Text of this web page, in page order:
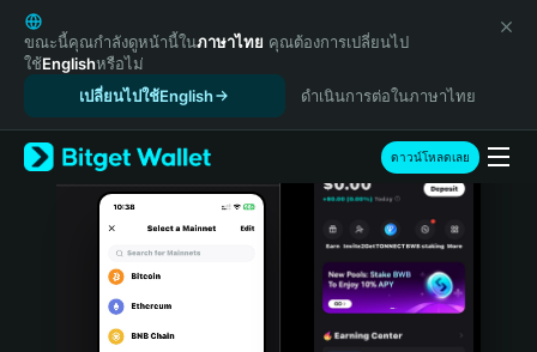
English
日本語
Tiếng Việt
Español (Latinoamérica)
Türkçe
Italiano
Português (Portugal)
ขณะนี้คุณกำลังดูหน้านี้ในภาษาไทย คุณต้องการเปลี่ยนไป
ใช้Englishหรือไม่
เปลี่ยนไปใช้English
ดำเนินการต่อในภาษาไทย
ดาวน์โหลดเลย